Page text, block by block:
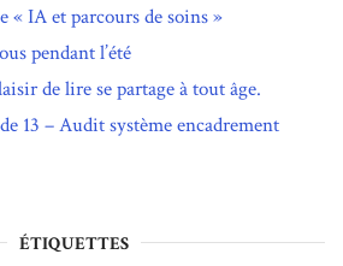
« IA et parcours de soins »
pendant l’été
de lire se partage à tout âge.
13 – Audit système encadrement
ÉTIQUETTES